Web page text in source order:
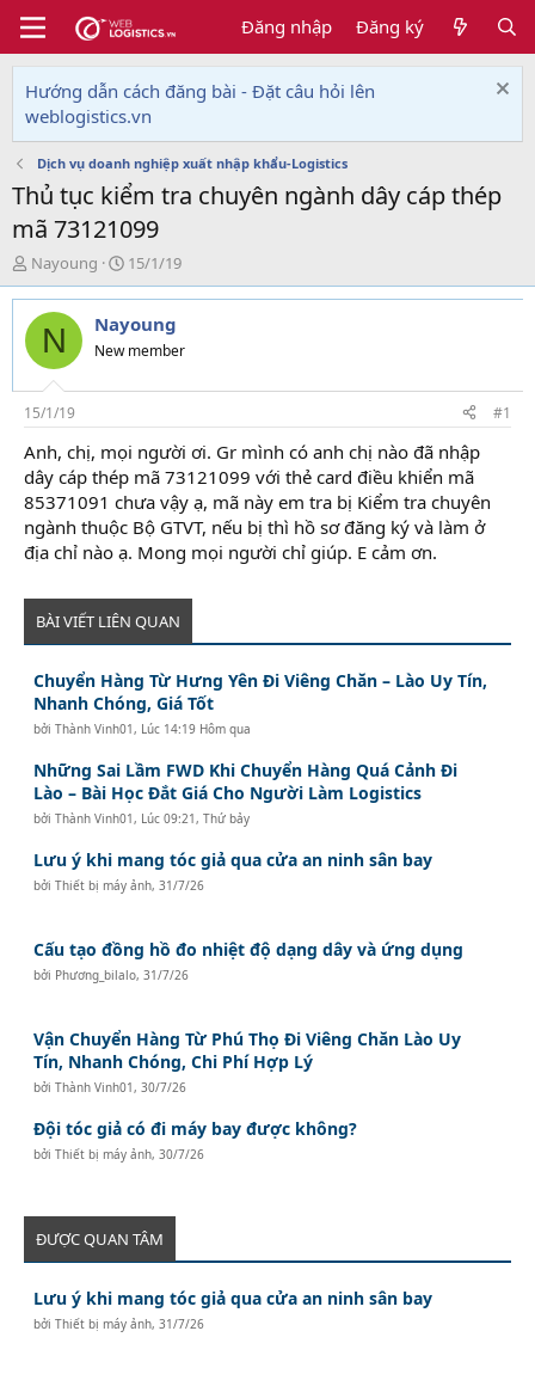
Đăng nhập Đăng ký
Hướng dẫn cách đăng bài - Đặt câu hỏi lên
weblogistics.vn
Dịch vụ doanh nghiệp xuất nhập khẩu-Logistics
Thủ tục kiểm tra chuyên ngành dây cáp thép
mã 73121099
T
h
r
e
d
s
t
a
r
t
e
r
Nayoung
N
g
à
y
g
i
15/1/19
N Nayoung
New member
15/1/19 #1
Anh, chị, mọi người ơi. Gr mình có anh chị nào đã nhập
dây cáp thép mã 73121099 với thẻ card điều khiển mã
85371091 chưa vậy ạ, mã này em tra bị Kiểm tra chuyên
ngành thuộc Bộ GTVT, nếu bị thì hồ sơ đăng ký và làm ở
địa chỉ nào ạ. Mong mọi người chỉ giúp. E cảm ơn.
BÀI VIẾT LIÊN QUAN
Chuyển Hàng Từ Hưng Yên Đi Viêng Chăn – Lào Uy Tín,
Nhanh Chóng, Giá Tốt
bởiThành Vinh01 , Lúc 14:19 Hôm qua
Những Sai Lầm FWD Khi Chuyển Hàng Quá Cảnh Đi
Lào – Bài Học Đắt Giá Cho Người Làm Logistics
bởiThành Vinh01 , Lúc 09:21, Thứ bảy
Lưu ý khi mang tóc giả qua cửa an ninh sân bay
bởiThiết bị máy ảnh,31/7/26
Cấu tạo đồng hồ đo nhiệt độ dạng dây và ứng dụng
bởi Phương_bilalo,31/7/26
Vận Chuyển Hàng Từ Phú Thọ Đi Viêng Chăn Lào Uy
Tín, Nhanh Chóng, Chi Phí Hợp Lý
bởiThành Vinh01 ,30/7/26
Đội tóc giả có đi máy bay được không?
bởiThiết bị máy ảnh,30/7/26
ĐƯỢC QUAN TÂM
Lưu ý khi mang tóc giả qua cửa an ninh sân bay
bởiThiết bị máy ảnh,31/7/26